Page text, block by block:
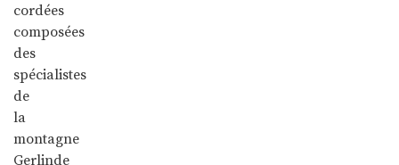
cordées
composées
des
spécialistes
de
la
montagne
Gerlinde